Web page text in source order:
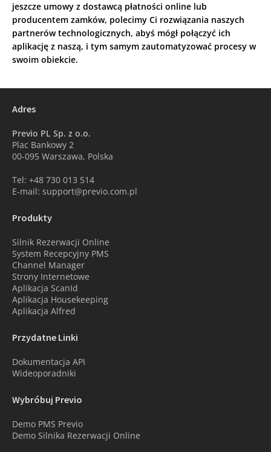
jeszcze umowy z dostawcą płatności online lub
producentem zamków, polecimy Ci rozwiązania naszych
partnerów technologicznych, abyś mógł połączyć ich
aplikację z naszą, i tym samym zautomatyzować procesy w
swoim obiekcie.
Adres
Previo PL Sp. z o.o.
Plac Bankowy 2
00-095 Warszawa, Polska
Tel: +48 730 013 514
E-mail: support@previo.com.pl
Produkty
Silnik Rezerwacji Online
System Recepcyjny PMS
Channel Manager
Strony Internetowe
Aplikacja ScanId
Aplikacja Housekeeping
Aplikacja Alfred
Przydatne Linki
Dokumentacja API
Wideoporadniki
Wybróbuj Previo
Demo PMS Previo
Demo Silnika Rezerwacji Online